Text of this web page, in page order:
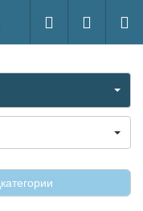
Поиск
Вход на